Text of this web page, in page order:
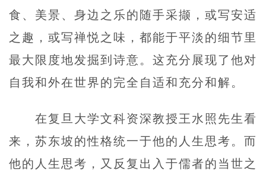
食、美景、身边之乐的随手采撷，或写安适
之趣，或写禅悦之味，都能于平淡的细节里
最大限度地发掘到诗意。这充分展现了他对
自我和外在世界的完全自适和充分和解。
在复旦大学文科资深教授王水照先生看
来，苏东坡的性格统一于他的人生思考。而
他的人生思考，又反复出入于儒者的当世之